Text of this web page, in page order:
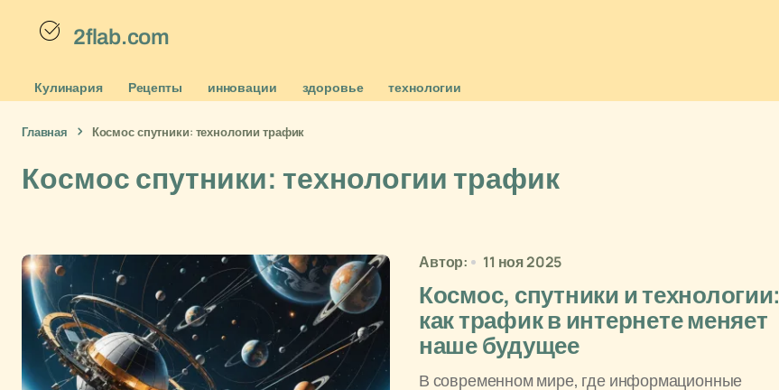
2flab.com
Кулинария Рецепты инновации здоровье технологии
Главная Космос спутники: технологии трафик
Космос спутники: технологии трафик
Автор: 11 ноя 2025
Космос, спутники и технологии:
как трафик в интернете меняет
наше будущее
В современном мире, где информационные